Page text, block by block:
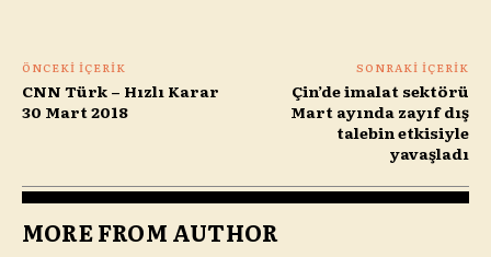
ÖNCEKI İÇERIK
CNN Türk – Hızlı Karar
30 Mart 2018
SONRAKI İÇERIK
Çin’de imalat sektörü
Mart ayında zayıf dış
talebin etkisiyle
yavaşladı
MORE FROM AUTHOR